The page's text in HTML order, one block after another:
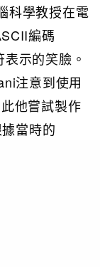
科學教授在電
編碼
示的笑臉。
注意到使用
他嘗試製作
當時的